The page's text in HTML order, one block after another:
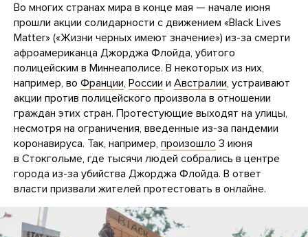
Во многих странах мира в конце мая — начале июня
прошли акции солидарности с движением «Black Lives
Matter» («Жизни черных имеют значение») из-за смерти
афроамериканца Джорджа Флойда, убитого
полицейским в Миннеаполисе. В некоторых из них,
например, во Франции, России и Австралии, устраивают
акции против полицейского произвола в отношении
граждан этих стран. Протестующие выходят на улицы,
несмотря на ограничения, введенные из-за пандемии
коронавируса. Так, например, произошло 3 июня
в Стокгольме, где тысячи людей собрались в центре
города из-за убийства Джорджа Флойда. В ответ
власти призвали жителей протестовать в онлайне.